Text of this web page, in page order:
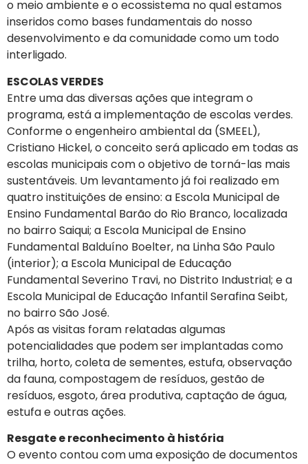
o meio ambiente e o ecossistema no qual estamos
inseridos como bases fundamentais do nosso
desenvolvimento e da comunidade como um todo
interligado.
ESCOLAS VERDES
Entre uma das diversas ações que integram o
programa, está a implementação de escolas verdes.
Conforme o engenheiro ambiental da (SMEEL),
Cristiano Hickel, o conceito será aplicado em todas as
escolas municipais com o objetivo de torná-las mais
sustentáveis. Um levantamento já foi realizado em
quatro instituições de ensino: a Escola Municipal de
Ensino Fundamental Barão do Rio Branco, localizada
no bairro Saiqui; a Escola Municipal de Ensino
Fundamental Balduíno Boelter, na Linha São Paulo
(interior); a Escola Municipal de Educação
Fundamental Severino Travi, no Distrito Industrial; e a
Escola Municipal de Educação Infantil Serafina Seibt,
no bairro São José.
Após as visitas foram relatadas algumas
potencialidades que podem ser implantadas como
trilha, horto, coleta de sementes, estufa, observação
da fauna, compostagem de resíduos, gestão de
resíduos, esgoto, área produtiva, captação de água,
estufa e outras ações.
Resgate e reconhecimento à história
O evento contou com uma exposição de documentos